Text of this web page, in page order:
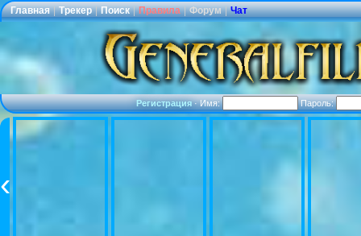
Главная | Трекер | Поиск | Правила | Форум | Чат
Регистрация·Имя: Пароль: